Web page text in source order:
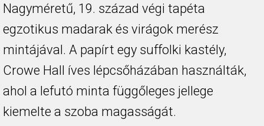
Nagyméretű, 19. század végi tapéta
egzotikus madarak és virágok merész
mintájával. A papírt egy suffolki kastély,
Crowe Hall íves lépcsőházában használták,
ahol a lefutó minta függőleges jellege
kiemelte a szoba magasságát.